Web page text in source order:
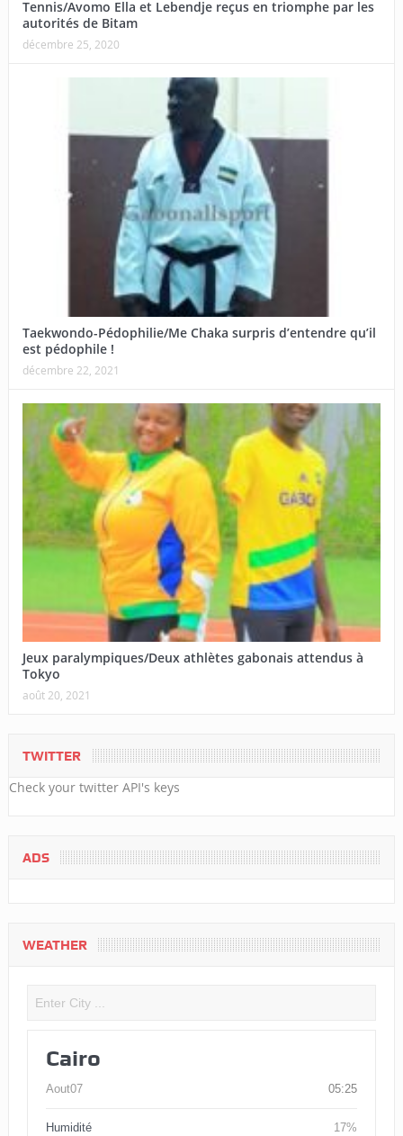
Tennis/Avomo Ella et Lebendje reçus en triomphe par les
autorités de Bitam
décembre 25, 2020
Taekwondo-Pédophilie/Me Chaka surpris d’entendre qu’il
est pédophile !
décembre 22, 2021
Jeux paralympiques/Deux athlètes gabonais attendus à
Tokyo
août 20, 2021
TWITTER
Check your twitter API's keys
ADS
WEATHER
Cairo
Aout07 05:25
Humidité
17%